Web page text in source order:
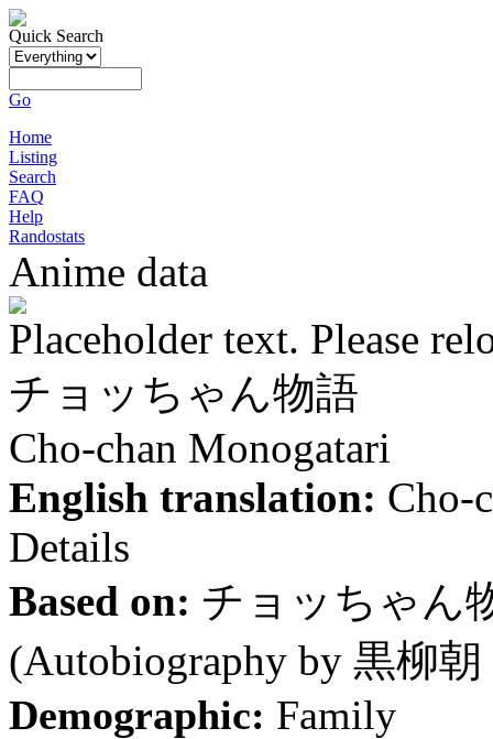
Quick Search
Go
Home
Listing
Search
FAQ
Help
Randostats
Anime data
Placeholder text. Please
チョッちゃん物語
Cho-chan Monogatari
English translation: Cho-
Details
Based on: チョッちゃん
(Autobiography by 黒柳朝
Demographic: Family